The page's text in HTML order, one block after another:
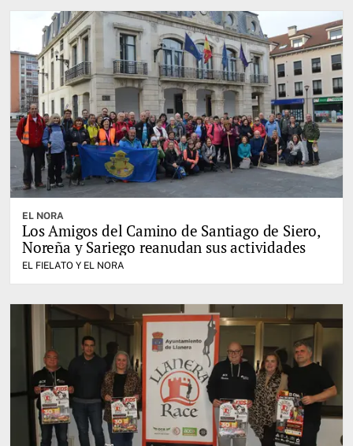
EL NORA
Los Amigos del Camino de Santiago de Siero,
Noreña y Sariego reanudan sus actividades
EL FIELATO Y EL NORA